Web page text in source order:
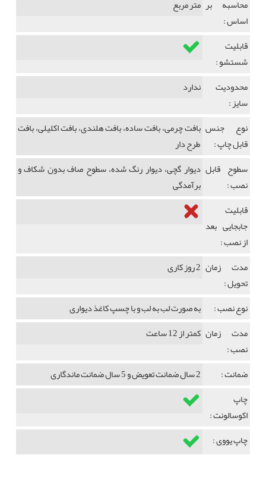
محاسبه بر
اساس :
متر مربع
قابلیت
شستشو :
محدودیت
سایز :
ندارد
نوع جنس
قابل چاپ :
بافت چرمی، بافت ساده، بافت هلندی، بافت اکلیلی، بافت
طرح دار
سطوح قابل
نصب :
دیوار گچی، دیوار رنگ شده، سطوح صاف بدون شکاف و
برآمدگی
قابلیت
جابجایی بعد
از نصب :
مدت زمان
تحویل :
2 روز کاری
نوع نصب :
به صورت لب به لب و با چسپ کاغذ دیواری
مدت زمان
نصب :
کمتر از 12 ساعت
ضمانت :
2 سال ضمانت تعویض و 5 سال ضمانت ماندگاری
چاپ
اکوسالونت :
چاپ یووی :